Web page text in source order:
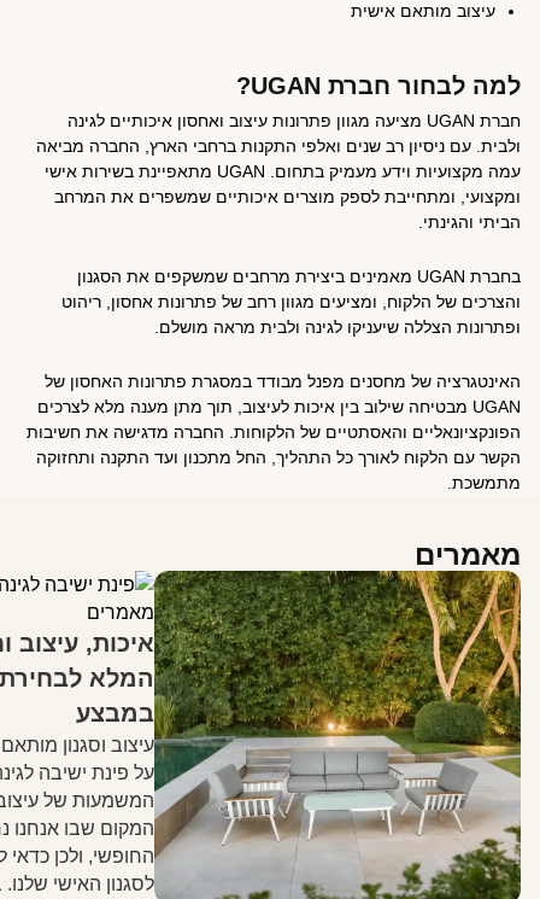
עיצוב מותאם אישית
למה לבחור חברת UGAN?
חברת UGAN מציעה מגוון פתרונות עיצוב ואחסון איכותיים לגינה
ולבית. עם ניסיון רב שנים ואלפי התקנות ברחבי הארץ, החברה מביאה
עמה מקצועיות וידע מעמיק בתחום. UGAN מתאפיינת בשירות אישי
ומקצועי, ומתחייבת לספק מוצרים איכותיים שמשפרים את המרחב
הביתי והגינתי.
בחברת UGAN מאמינים ביצירת מרחבים שמשקפים את הסגנון
והצרכים של הלקוח, ומציעים מגוון רחב של פתרונות אחסון, ריהוט
ופתרונות הצללה שיעניקו לגינה ולבית מראה מושלם.
האינטגרציה של מחסנים מפנל מבודד במסגרת פתרונות האחסון של
UGAN מבטיחה שילוב בין איכות לעיצוב, תוך מתן מענה מלא לצרכים
הפונקציונאליים והאסתטיים של הלקוחות. החברה מדגישה את חשיבות
הקשר עם הלקוח לאורך כל התהליך, החל מתכנון ועד התקנה ותחזוקה
מתמשכת.
מאמרים
מאמרים
איכות, עיצוב
המלא לבחירת
במבצע
עיצוב וסגנון
על פינת ישיבה
המשמעות של
המקום שבו אנחנו
החופשי, ולכן
לסגנון האישי